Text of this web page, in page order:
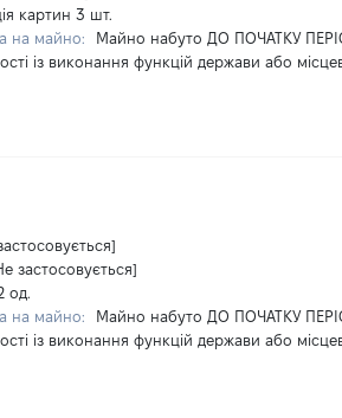
картин 3 шт.
на майно:
Майно набуто ДО ПОЧАТКУ
із виконання функцій держави або
застосовується]
од.
на майно:
Майно набуто ДО ПОЧАТКУ
із виконання функцій держави або